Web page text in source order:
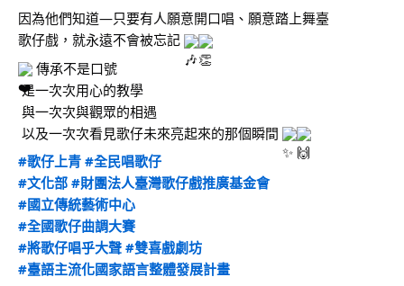
因為他們知道—只要有人願意開口唱、願意踏上舞臺
歌仔戲，就永遠不會被忘記
傳承不是口號
是一次次用心的教學
與一次次與觀眾的相遇
以及一次次看見歌仔未來亮起來的那個瞬間
#歌仔上青 #全民唱歌仔
#文化部 #財團法人臺灣歌仔戲推廣基金會
#國立傳統藝術中心
#全國歌仔曲調大賽
#將歌仔唱乎大聲 #雙喜戲劇坊
#臺語主流化國家語言整體發展計畫